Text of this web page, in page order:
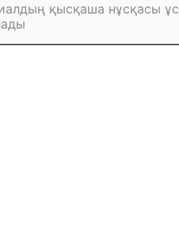
қысқаша нұсқасы